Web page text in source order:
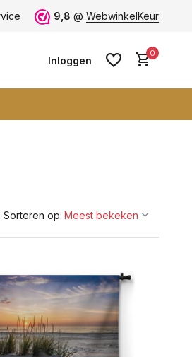
9,8 @ WebwinkelKeur
Inloggen
0
Sorteren op: